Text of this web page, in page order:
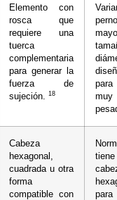
Elemento con
rosca que
requiere una
tuerca
complementaria
para generar la
fuerza de
sujeción. 18
muy
Cabeza
hexagonal,
cuadrada u otra
forma
compatible con
para